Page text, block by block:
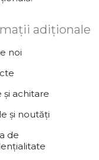
adiționale
noi
și achitare
și noutăți
de